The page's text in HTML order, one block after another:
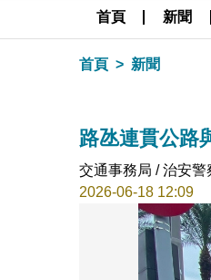
首頁 新聞
首頁 新聞
路氹連貫公路
交通事務局 / 治安警
2026-06-18 12:09